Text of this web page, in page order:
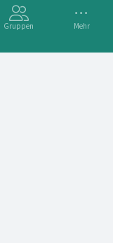
Gruppen Mehr